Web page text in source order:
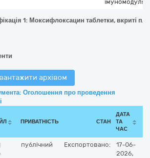
1: Моксифлоксацин таблетки, вкриті
архівом
Оголошення про проведення
ПРИВАТНІСТЬ СТАН
ДАТА
ТА
ЧАС
публічний Експортовано:
17-06-
2026,